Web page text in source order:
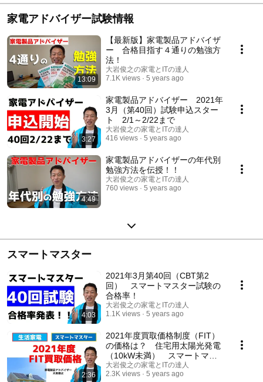
家電アドバイザー試験情報
13:09
【最新版】家電製品アドバイザ
ー 合格目指す４通りの勉強方
法！
大岩俊之の家電とITの達人
7.1K views
5 years ago
3:27
家電製品アドバイザー 2021年
3月（第40回）試験申込スター
ト 2/1～2/22まで
大岩俊之の家電とITの達人
416 views
5 years ago
4:49
家電製品アドバイザーの年代別
勉強方法を伝授！！
大岩俊之の家電とITの達人
760 views
5 years ago
スマートマスター
4:03
2021年3月第40回（CBT第2
回） スマートマスター試験の
合格率！
大岩俊之の家電とITの達人
1.1K views
5 years ago
2:36
2021年度買取価格制度（FIT）
の価格は？ 住宅用太陽光発電
（10kW未満） スマートマス
ター 生活家電 家電製品アド
バイザー
大岩俊之の家電とITの達人
2.3K views
5 years ago